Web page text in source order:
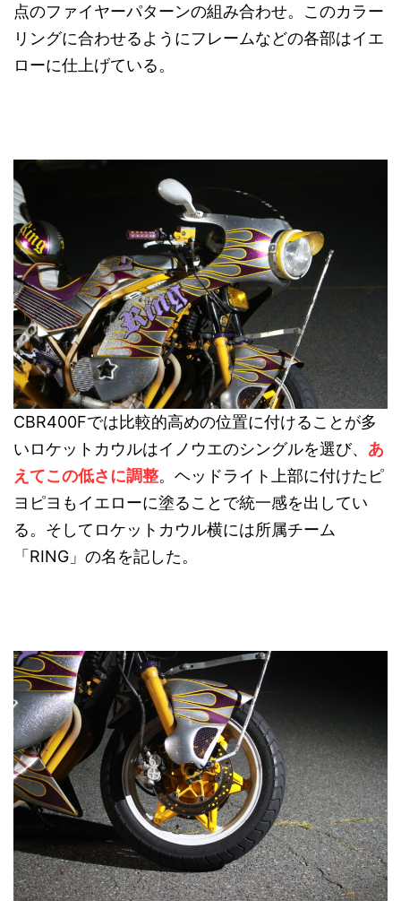
点のファイヤーパターンの組み合わせ。このカラー
リングに合わせるようにフレームなどの各部はイエ
ローに仕上げている。
CBR400Fでは比較的高めの位置に付けることが多
いロケットカウルはイノウエのシングルを選び、 あ
えてこの低さに調整。ヘッドライト上部に付けたピ
ヨピヨもイエローに塗ることで統一感を出してい
る。そしてロケットカウル横には所属チーム
「RING」の名を記した。